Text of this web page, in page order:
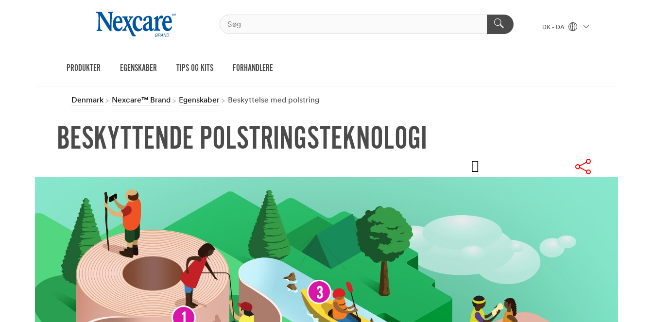
DK - DA
PRODUKTER EGENSKABER TIPS OG KITS FORHANDLERE
Denmark Nexcare™ Brand Egenskaber Beskyttelse med polstring
BESKYTTENDE POLSTRINGSTEKNOLOGI